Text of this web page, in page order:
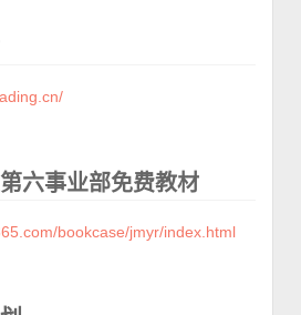
六事业部免费教材
bookcase/jmyr/index.html